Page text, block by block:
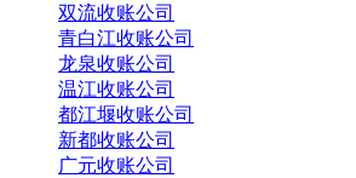
双流收账公司
青白江收账公司
龙泉收账公司
温江收账公司
都江堰收账公司
新都收账公司
广元收账公司